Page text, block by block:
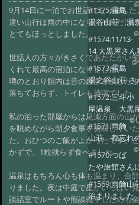
9月14日に一泊でお世話になりまし
違い山行は雨の中になり、それだけ
とてもほっとしました。
世話人の方々がきさくであたたかい
くれて最高の宿泊になりました。
噂のとおり館内は昔の趣きを残した
落ちておらず、トイレも清潔でした。
私の泊った部屋からは尾瀬方面の山
を眺めながら朝夕食事を美味しくい
た。おひつのご飯がよかったです。
かずで、1粒残らず食べました。
温泉はもちろん心も体も温まり、合
りました。夜は中庭で星がいっぱい見
談話室でルートや熊談義をしたのも
#1575:霧島
湯谷山荘 温
#1574:11/13-
14 大黒屋さ
#1573:霧島
湯之谷山荘 さ
#1572:三斗小
屋温泉 大黒
@
#1571:雨飾
山荘 都忘れ
#1570:つば
たや旅館さん
#1569:雨飾山
泊まりました